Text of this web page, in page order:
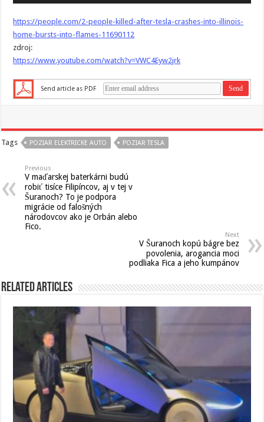
https://people.com/2-people-killed-after-tesla-crashes-into-illinois-
home-bursts-into-flames-11690112
zdroj:
https://www.youtube.com/watch?v=VWC4Eyw2jrk
Send article as PDF
Tags POZIAR ELEKTRICKE AUTO POZIAR TESLA
Previous
V maďarskej baterkárni budú
robiť tisíce Filipíncov, aj v tej v
Šuranoch? To je podpora
migrácie od falošných
národovcov ako je Orbán alebo
Fico.
Next
V Šuranoch kopú bágre bez
povolenia, arogancia moci
podliaka Fica a jeho kumpánov
Related Articles